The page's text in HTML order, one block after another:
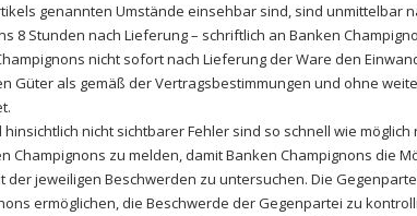
genannten Umstände einsehbar sind, sind unmittelbar
8 Stunden nach Lieferung – schriftlich an Banken
nicht sofort nach Lieferung der Ware den
Güter als gemäß der Vertragsbestimmungen und ohne
hinsichtlich nicht sichtbarer Fehler sind so schnell wie
Champignons zu melden, damit Banken Champignons die
der jeweiligen Beschwerden zu untersuchen. Die
ermöglichen, die Beschwerde der Gegenpartei zu